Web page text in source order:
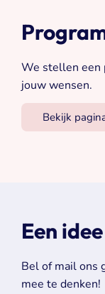
We stellen een
jouw wensen.
Bekijk
Een
Bel of mail ons
mee te denken!